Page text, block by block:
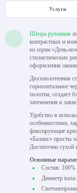
Услуги
Штора рулонная
контрастных и
из серии «День-
стилистических
оформления
Двухполотенная
горизонтальное
полотна, создает
затемнения в
Удобство в
особенностями,
фиксирующие
«Баланс» просты
Достаточно сухой
Основные
Состав:
Диаметр